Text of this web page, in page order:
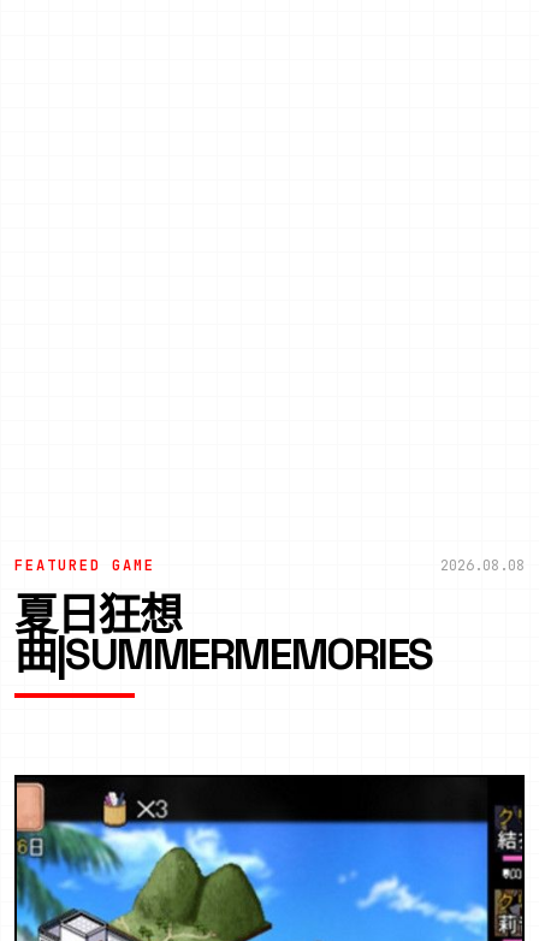
FEATURED GAME 2026.08.08
夏日狂想
曲|SUMMERMEMORIES